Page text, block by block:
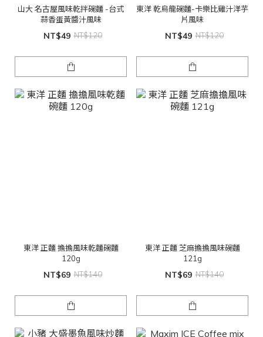
山大 名古屋風味乾拌碗麵 -台式
蒜香蛋黃醬汁風味
NT$49 NT$120
東洋 乾烏龍碗麵-卡樂比雞汁洋芋
片風味
NT$49 NT$120
東洋 正麵 擔擔風味乾麵碗麵
120g
NT$69 NT$140
東洋 正麵 芝麻擔擔風味碗麵
121g
NT$69 NT$140